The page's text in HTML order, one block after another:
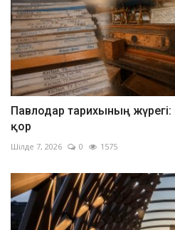
Павлодар тарихының жүрегі:
қор
Шілде 7, 2026 0 1575